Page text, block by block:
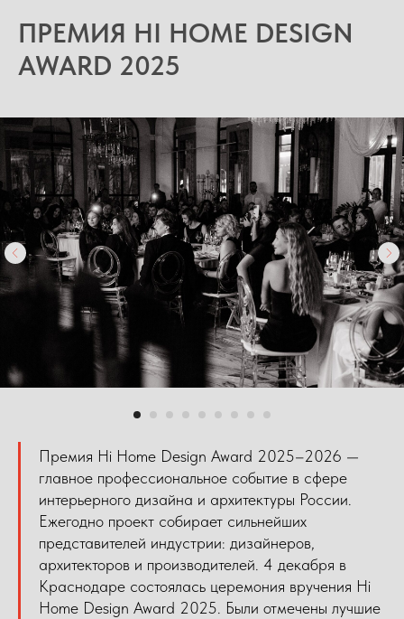
ПРЕМИЯ HI HOME DESIGN
AWARD 2025
Премия Hi Home Design Award 2025–2026 —
главное профессиональное событие в сфере
интерьерного дизайна и архитектуры России.
Ежегодно проект собирает сильнейших
представителей индустрии: дизайнеров,
архитекторов и производителей. 4 декабря в
Краснодаре состоялась церемония вручения Hi
Home Design Award 2025. Были отмечены лучшие